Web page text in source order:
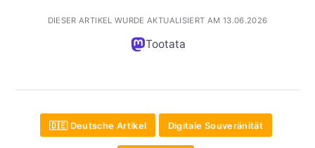
DIESER ARTIKEL WURDE AKTUALISIERT AM 13.06.2026
Tootata
🇩🇪 Deutsche Artikel Digitale Souveränität